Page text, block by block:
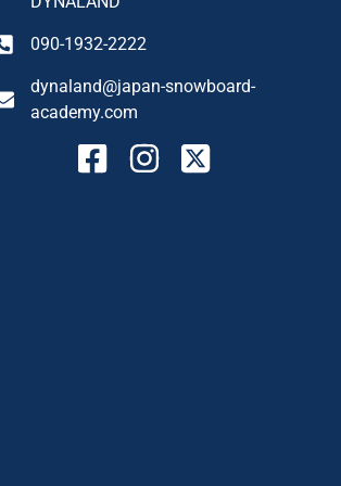
090-1932-2222
dynaland@japan-snowboard-
academy.com